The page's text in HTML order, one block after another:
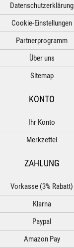
Datenschutzerklärung
Cookie-Einstellungen
Partnerprogramm
Über uns
Sitemap
KONTO
Ihr Konto
Merkzettel
ZAHLUNG
Vorkasse (3% Rabatt)
Klarna
Paypal
Amazon Pay